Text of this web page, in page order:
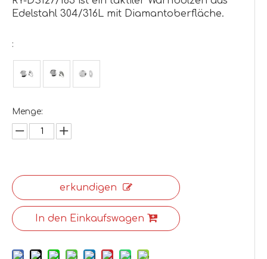
Edelstahl 304/316L mit Diamantoberfläche.
:
Menge:
erkundigen
In den Einkaufswagen